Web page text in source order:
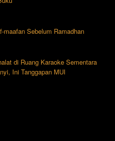
maafan Sebelum Ramadhan
di Ruang Karaoke Sementara
Ini Tanggapan MUI